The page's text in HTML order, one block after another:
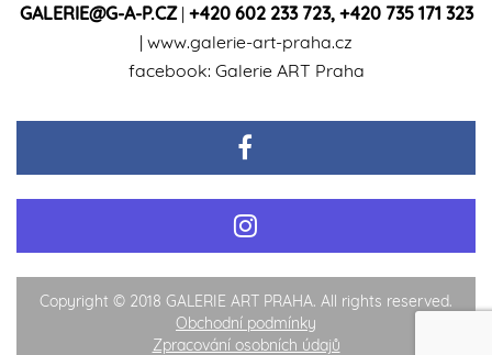
GALERIE@G-A-P.CZ| +420 602 233 723, +420 735 171 323
| www.galerie-art-praha.cz
facebook: Galerie ART Praha
Copyright © 2018 GALERIE ART PRAHA. All rights reserved.
Obchodní podmínky
Zpracování osobních údajů